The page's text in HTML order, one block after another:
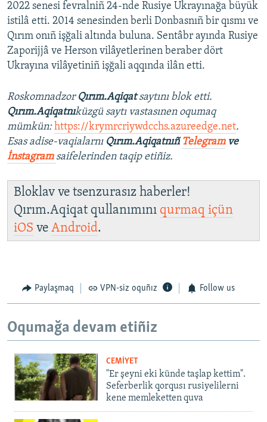
2022 senesi fevralniñ 24-nde Rusiye Ukrayınağa büyük
istilâ etti. 2014 senesinden berli Donbasnıñ bir qısmı ve
Qırım onıñ işğali altında buluna. Sentâbr ayında Rusiye
Zaporijjâ ve Herson vilâyetlerinen beraber dört
Ukrayına vilâyetiniñ işğali aqqında ilân etti.
Roskomnadzor Qırım.Aqiqatsaytını blok etti.
Qırım.Aqiqatnıküzgü saytı vastasınen oqumaq
mümkün:https://krymrcriywdcchs.azureedge.net.
Esas adise-vaqialarnı Qırım.Aqiqatnıñ Telegramve
İnstagram saifelerinden taqip etiñiz.
Bloklav ve tsenzurasız haberler!
Qırım.Aqiqat qullanımını qurmaq içün
iOS ve Android.
Paylaşmaq VPN-siz oquñız Follow us
Oqumağa devam etiñiz
CEMİYET
"Er şeyni eki künde taşlap kettim".
Seferberlik qorqusı rusiyelilerni
kene memleketten quva